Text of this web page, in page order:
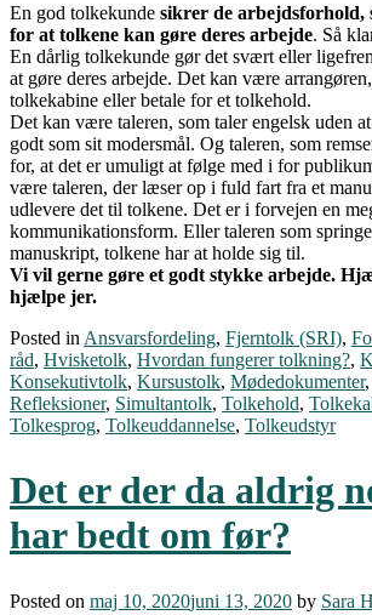
En god tolkekunde sikrer de arbejdsforhold,
for at tolkene kan gøre deres arbejde. Så
En dårlig tolkekunde gør det svært eller
at gøre deres arbejde. Det kan være
tolkekabine eller betale for et tolkehold.
Det kan være taleren, som taler engelsk uden at
godt som sit modersmål. Og taleren, som
for, at det er umuligt at følge med i for
være taleren, der læser op i fuld fart fra et
udlevere det til tolkene. Det er i forvejen en
kommunikationsform. Eller taleren som
manuskript, tolkene har at holde sig til.
Vi vil gerne gøre et godt stykke arbejde.
hjælpe jer.
Posted in Ansvarsfordeling, Fjerntolk (SRI),
råd, Hvisketolk, Hvordan fungerer tolkning?,
Konsekutivtolk, Kursustolk, Mødedokumenter,
Refleksioner, Simultantolk, Tolkehold,
Tolkesprog, Tolkeuddannelse, Tolkeudstyr
Det er der da aldrig
har bedt om før?
Posted on maj 10, 2020juni 13, 2020 by Sara